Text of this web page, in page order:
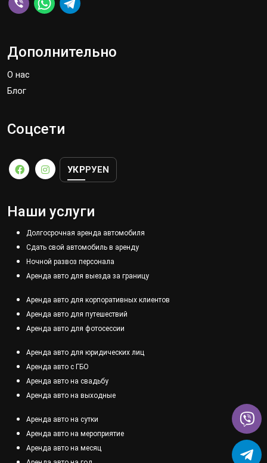
Дополнительно
О нас
Блог
Соцсети
УКРРУEN
Наши услуги
Долгосрочная аренда автомобиля
Сдать свой автомобиль в аренду
Ночной развоз персонала
Аренда авто для выезда за границу
Аренда авто для корпоративных клиентов
Аренда авто для путешествий
Аренда авто для фотосессии
Аренда авто для юридических лиц
Аренда авто с ГБО
Аренда авто на свадьбу
Аренда авто на выходные
Аренда авто на сутки
Аренда авто на мероприятие
Аренда авто на месяц